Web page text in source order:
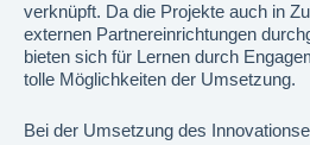
verknüpft. Da die Projekte auch in
externen Partnereinrichtungen
bieten sich für Lernen durch
tolle Möglichkeiten der Umsetzung.
Bei der Umsetzung des